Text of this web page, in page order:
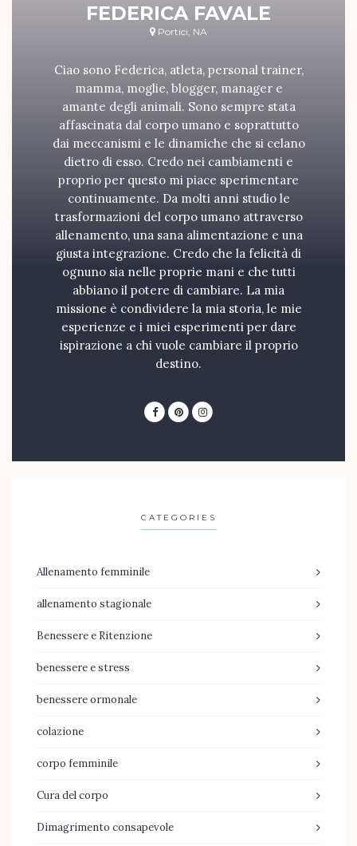
FEDERICA FAVALE
Portici, NA
Ciao sono Federica, atleta, personal trainer,
mamma, moglie, blogger, manager e
amante degli animali. Sono sempre stata
affascinata dal corpo umano e soprattutto
dai meccanismi e le dinamiche che si celano
dietro di esso. Credo nei cambiamenti e
proprio per questo mi piace sperimentare
continuamente. Da molti anni studio le
trasformazioni del corpo umano attraverso
allenamento, una sana alimentazione e una
giusta integrazione. Credo che la felicità di
ognuno sia nelle proprie mani e che tutti
abbiano il potere di cambiare. La mia
missione è condividere la mia storia, le mie
esperienze e i miei esperimenti per dare
ispirazione a chi vuole cambiare il proprio
destino.
CATEGORIES
Allenamento femminile
allenamento stagionale
Benessere e Ritenzione
benessere e stress
benessere ormonale
colazione
corpo femminile
Cura del corpo
Dimagrimento consapevole